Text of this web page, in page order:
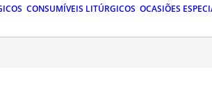
CONSUMÍVEIS LITÚRGICOS OCASIÕES